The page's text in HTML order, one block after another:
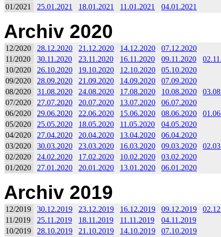
01/2021 25.01.2021 18.01.2021 11.01.2021 04.01.2021
Archiv 2020
12/2020 28.12.2020 21.12.2020 14.12.2020
07.12.2020
11/2020
30.11.2020 23.11.2020 16.11.2020 09.11.2020
10/2020
26.10.2020 19.10.2020 12.10.2020
05.10.2020
09/2020
28.09.2020 21.09.2020 14.09.2020
07.09.2020
08/2020
31.08.2020 24.08.2020 17.08.2020 10.08.2020
07/2020
27.07.2020 20.07.2020 13.07.2020
06.07.2020
06/2020
29.06.2020 22.06.2020 15.06.2020 08.06.2020
05/2020
25.05.2020 18.05.2020 11.05.2020
04.05.2020
04/2020
27.04.2020 20.04.2020 13.04.2020
06.04.2020
03/2020
30.03.2020 23.03.2020 16.03.2020 09.03.2020
02/2020
24.02.2020 17.02.2020 10.02.2020
03.02.2020
01/2020
27.01.2020 20.01.2020 13.01.2020 06.01.2020
Archiv 2019
12/2019 30.12.2019 23.12.2019 16.12.2019 09.12.2019
11/2019
25.11.2019 18.11.2019 11.11.2019
04.11.2019
10/2019
28.10.2019 21.10.2019 14.10.2019
07.10.2019